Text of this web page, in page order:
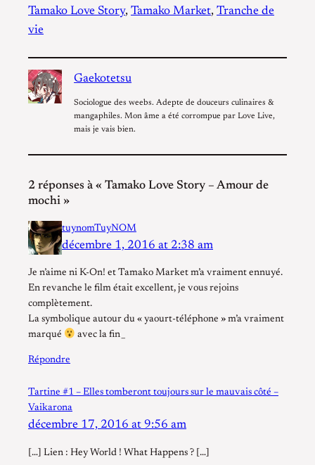
Tamako Love Story, Tamako Market, Tranche de
vie
Gaekotetsu
Sociologue des weebs. Adepte de douceurs culinaires &
mangaphiles. Mon âme a été corrompue par Love Live,
mais je vais bien.
2 réponses à « Tamako Love Story – Amour de
mochi »
tuynomTuyNOM
décembre 1, 2016 at 2:38 am
Je n’aime ni K-On! et Tamako Market m’a vraiment ennuyé.
En revanche le film était excellent, je vous rejoins
complètement.
La symbolique autour du « yaourt-téléphone » m’a vraiment
marqué
avec la fin
Répondre
Tartine #1 – Elles tomberont toujours sur le mauvais côté –
Vaikarona
décembre 17, 2016 at 9:56 am
[…] Lien : Hey World ! What Happens ? […]